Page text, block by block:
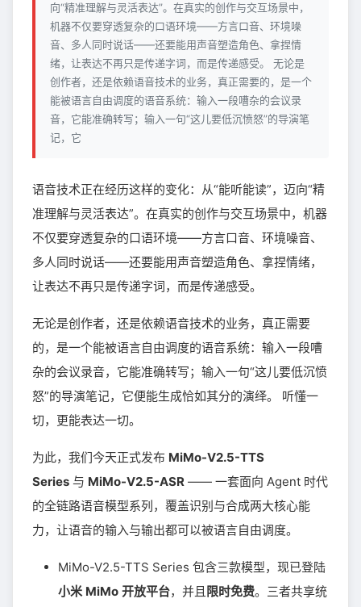
向“精准理解与灵活表达”。在真实的创作与交互场景中，
机器不仅要穿透复杂的口语环境——方言口音、环境噪
音、多人同时说话——还要能用声音塑造角色、拿捏情
绪，让表达不再只是传递字词，而是传递感受。 无论是
创作者，还是依赖语音技术的业务，真正需要的，是一个
能被语言自由调度的语音系统：输入一段嘈杂的会议录
音，它能准确转写；输入一句“这儿要低沉愤怒”的导演笔
记，它
语音技术正在经历这样的变化：从“能听能读”，迈向“精
准理解与灵活表达”。在真实的创作与交互场景中，机器
不仅要穿透复杂的口语环境——方言口音、环境噪音、
多人同时说话——还要能用声音塑造角色、拿捏情绪，
让表达不再只是传递字词，而是传递感受。
无论是创作者，还是依赖语音技术的业务，真正需要
的，是一个能被语言自由调度的语音系统：输入一段嘈
杂的会议录音，它能准确转写；输入一句“这儿要低沉愤
怒”的导演笔记，它便能生成恰如其分的演绎。 听懂一
切，更能表达一切。
为此，我们今天正式发布 MiMo-V2.5-TTS
Series 与 MiMo-V2.5-ASR —— 一套面向 Agent 时代
的全链路语音模型系列，覆盖识别与合成两大核心能
力，让语音的输入与输出都可以被语言自由调度。
MiMo-V2.5-TTS Series 包含三款模型，现已登陆
小米 MiMo 开放平台，并且 限时免费。三者共享统